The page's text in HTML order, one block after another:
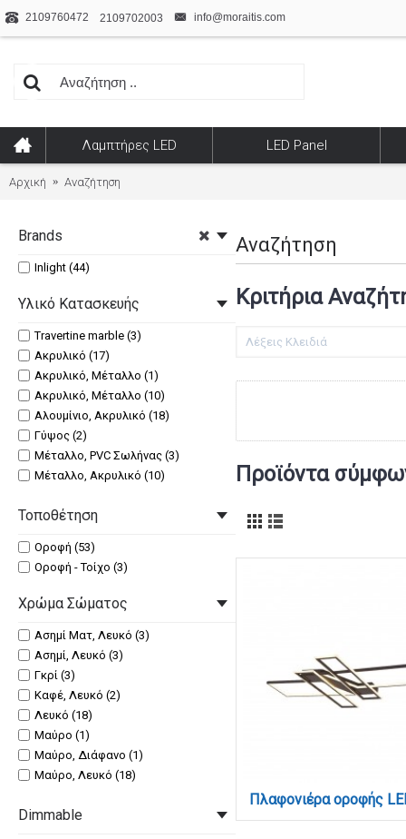
2109760472 2109702003 info@moraitis.com
Λαμπτήρες LED LED Panel
Αρχική Αναζήτηση
Brands
Inlight (44)
Υλικό Κατασκευής
Travertine marble (3)
Ακρυλικό (17)
Ακρυλικό, Μέταλλο (1)
Ακρυλικό, Μέταλλο (10)
Αλουμίνιο, Ακρυλικό (18)
Γύψος (2)
Μέταλλο, PVC Σωλήνας (3)
Μέταλλο, Ακρυλικό (10)
Μέταλλο, Κρύσταλλα (4)
Τοποθέτηση
Οροφή (53)
Οροφή - Τοίχο (3)
Χρώμα Σώματος
Ασημί Ματ, Λευκό (3)
Ασημί, Λευκό (3)
Γκρί (3)
Καφέ, Λευκό (2)
Λευκό (18)
Μαύρο (1)
Μαύρο, Διάφανο (1)
Μαύρο, Λευκό (18)
Χρυσαφί (4)
Dimmable
Αναζήτηση
Κριτήρια
Προϊόντα